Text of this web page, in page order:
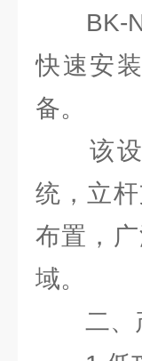
BK-
快速安
备。
该设
统，立
布置，
域。
二、